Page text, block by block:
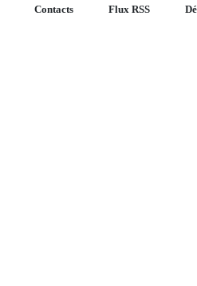
Contacts Flux RSS